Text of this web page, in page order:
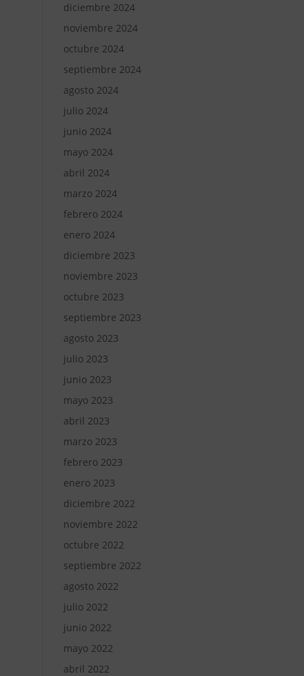
diciembre 2024
noviembre 2024
octubre 2024
septiembre 2024
agosto 2024
julio 2024
junio 2024
mayo 2024
abril 2024
marzo 2024
febrero 2024
enero 2024
diciembre 2023
noviembre 2023
octubre 2023
septiembre 2023
agosto 2023
julio 2023
junio 2023
mayo 2023
abril 2023
marzo 2023
febrero 2023
enero 2023
diciembre 2022
noviembre 2022
octubre 2022
septiembre 2022
agosto 2022
julio 2022
junio 2022
mayo 2022
abril 2022